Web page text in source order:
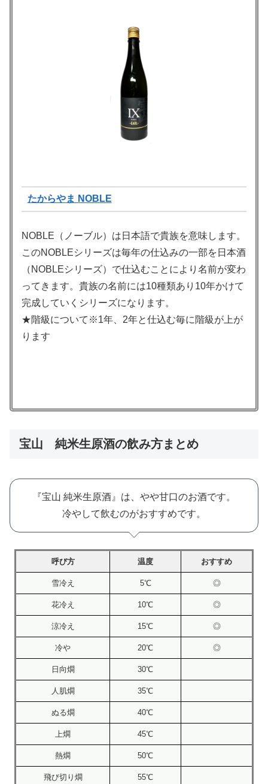
たからやま NOBLE
NOBLE（ノーブル）は日本語で貴族を意味します。
このNOBLEシリーズは毎年の仕込みの一部を日本酒
（NOBLEシリーズ）で仕込むことにより名前が変わ
ってきます。貴族の名前には10種類あり10年かけて
完成していくシリーズになります。
★階級について※1年、2年と仕込む毎に階級が上が
ります
宝山 純米生原酒の飲み方まとめ
『宝山 純米生原酒』は、やや甘口のお酒です。
冷やして飲むのがおすすめです。
呼び方 温度 おすすめ
雪冷え 5℃ ◎
花冷え 10℃ ◎
涼冷え 15℃ ◎
冷や 20℃ ◎
日向燗 30℃
人肌燗 35℃
ぬる燗 40℃
上燗 45℃
熱燗 50℃
飛び切り燗 55℃